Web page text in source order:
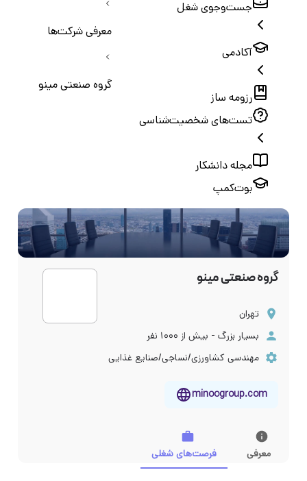
جست‌و‌جوی شغل
آکادمی
رزومه ساز
تست‌های شخصیت‌شناسی
مجله دانشکار
بوت‌کمپ
معرفی شرکت‌ها
گروه صنعتی مینو
گروه صنعتی مینو
تهران
بسیار بزرگ - بیش از ۱۰۰۰ نفر
مهندسی کشاورزی/نساجی/صنایع غذایی
minoogroup.com
معرفی فرصت‌های شغلی